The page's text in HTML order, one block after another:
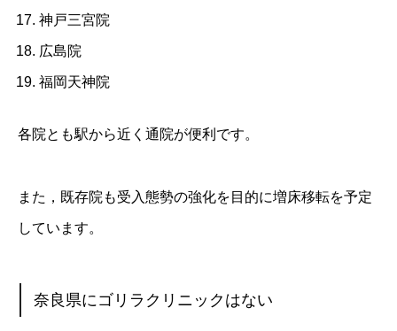
神戸三宮院
広島院
福岡天神院
各院とも駅から近く通院が便利です。
また，既存院も受入態勢の強化を目的に増床移転を予定
しています。
奈良県にゴリラクリニックはない